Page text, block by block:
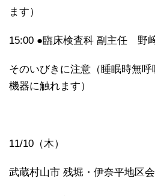
ます）
15:00 ●臨床検査科 副主任 野
そのいびきに注意（睡眠時無
機器に触れます）
11/10（木）
武蔵村山市 残堀・伊奈平地区